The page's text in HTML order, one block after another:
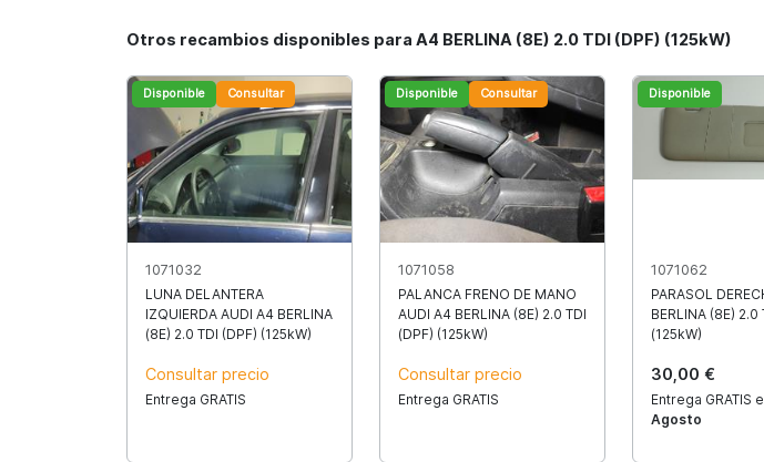
Otros recambios disponibles para A4 BERLINA (8E) 2.0 TDI (DPF) (125kW)
Disponible Consultar
1071032
LUNA DELANTERA
IZQUIERDA AUDI A4 BERLINA
(8E) 2.0 TDI (DPF) (125kW)
Consultar precio
Entrega GRATIS
Disponible Consultar
1071058
PALANCA FRENO DE MANO
AUDI A4 BERLINA (8E) 2.0 TDI
(DPF) (125kW)
Consultar precio
Entrega GRATIS
Disponible
1071062
PARASOL
BERLINA (8E) 2.0
(125kW)
30,00 €
Entrega GRATIS
Agosto